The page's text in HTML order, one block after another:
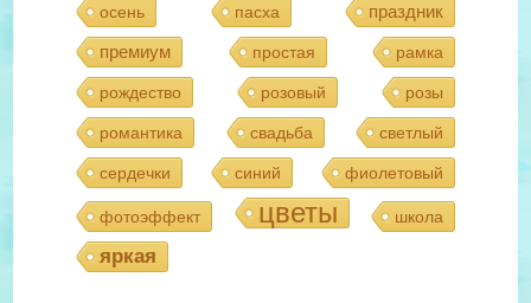
осень пасха
праздник
премиум
простая рамка
рождество розовый розы
романтика свадьба светлый
сердечки синий фиолетовый
фотоэффект цветы школа
яркая